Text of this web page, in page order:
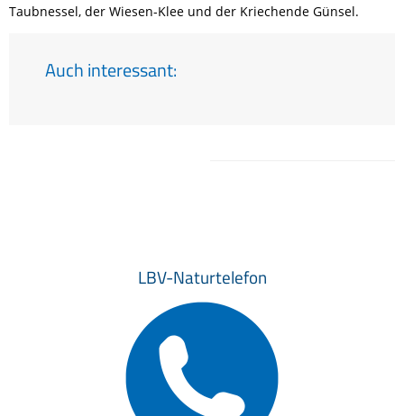
Taubnessel, der Wiesen-Klee und der Kriechende Günsel.
Auch interessant:
LBV-Naturtelefon